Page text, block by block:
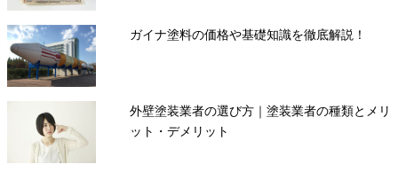
ガイナ塗料の価格や基礎知識を徹底解説！
外壁塗装業者の選び方｜塗装業者の種類とメリ
ット・デメリット